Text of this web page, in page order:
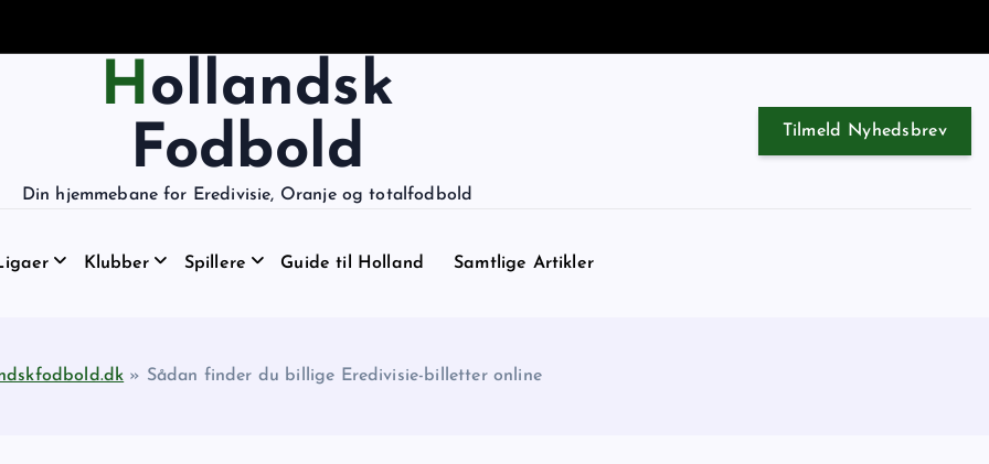
Hollandsk
Fodbold
Din hjemmebane for Eredivisie, Oranje og totalfodbold
Tilmeld Nyhedsbrev
Klubber Spillere Guide til Holland Samtlige Artikler
» Sådan finder du billige Eredivisie-billetter online